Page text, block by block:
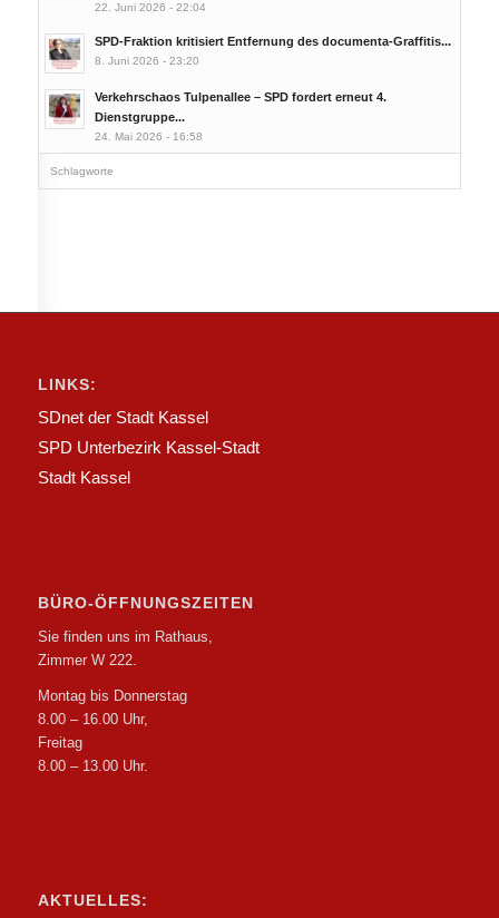
22. Juni 2026 - 22:04
SPD-Fraktion kritisiert Entfernung des documenta-Graffitis...
8. Juni 2026 - 23:20
Verkehrschaos Tulpenallee – SPD fordert erneut 4.
Dienstgruppe...
24. Mai 2026 - 16:58
Schlagworte
LINKS:
SDnet der Stadt Kassel
SPD Unterbezirk Kassel-Stadt
Stadt Kassel
BÜRO-ÖFFNUNGSZEITEN
Sie finden uns im Rathaus,
Zimmer W 222.
Montag bis Donnerstag
8.00 – 16.00 Uhr,
Freitag
8.00 – 13.00 Uhr.
AKTUELLES: